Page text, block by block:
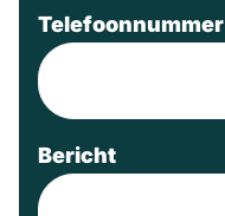
Telefoonnummer
Bericht